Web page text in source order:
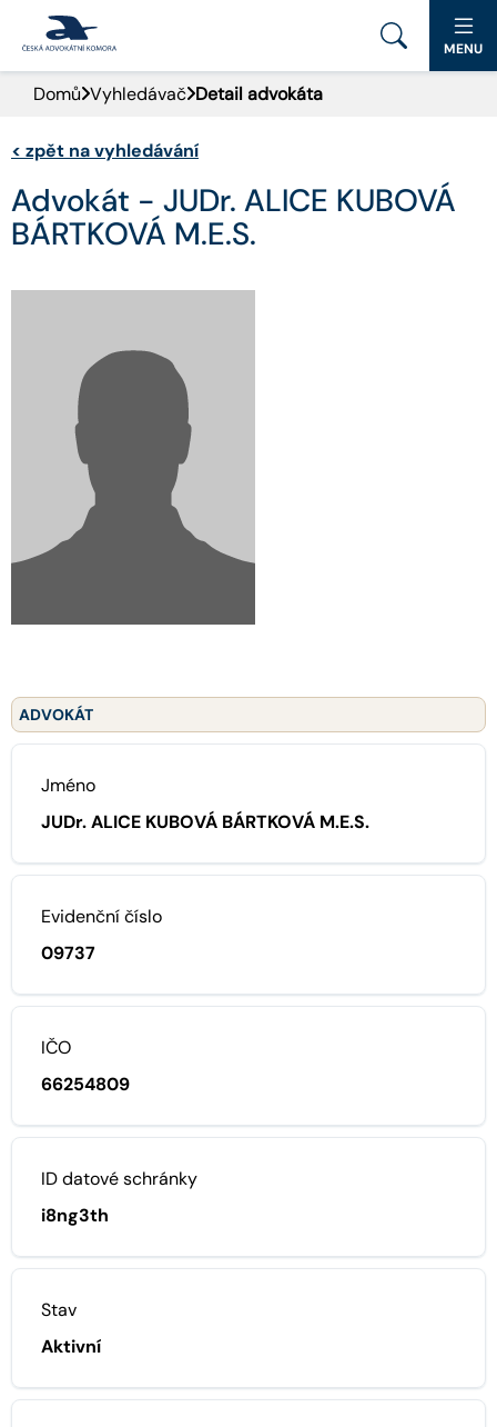
PORTÁL ČAK
DOMŮ
AKTUALITY
ADVOKÁTNÍ DENÍK
KONTAKT
MENU
Domů Vyhledávač Detail advokáta
< zpět na vyhledávání
Advokát - JUDr. ALICE KUBOVÁ
BÁRTKOVÁ M.E.S.
ADVOKÁT
Jméno
JUDr. ALICE KUBOVÁ BÁRTKOVÁ M.E.S.
Evidenční číslo
09737
IČO
66254809
ID datové schránky
i8ng3th
Stav
Aktivní